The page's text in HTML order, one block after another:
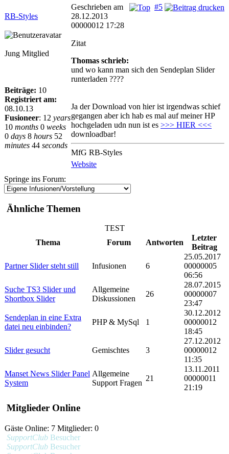
RB-Styles
#5
Geschrieben am
28.12.2013
00000012 17:28
Jung Mitglied
Beiträge: 10
Registriert am:
08.10.13
Fusioneer: 12 years
10 months 0 weeks
0 days 8 hours 52
minutes 44 seconds
Zitat
Thomas schrieb:
und wo kann man sich den Sendeplan Slider
runterladen ????
Ja der Download von hier ist irgendwas schief
gegangen aber ich hab es mal auf meiner HP
hochgeladen udn nun ist es >>> HIER <<<
downloadbar!
MfG RB-Styles
Website
Springe ins Forum:
Ähnliche Themen
TEST
Thema
Forum Antworten
Letzter
Beitrag
Partner Slider steht still Infusionen 6
25.05.2017
00000005
06:56
Suche TS3 Slider und
Shortbox Slider
Allgemeine
Diskussionen
26
28.07.2015
00000007
23:47
Sendeplan in eine Extra
datei neu einbinden?
PHP & MySql 1
30.12.2012
00000012
18:45
Slider gesucht Gemischtes 3
27.12.2012
00000012
11:35
Manset News Slider Panel
System
Allgemeine
Support Fragen
21
13.11.2011
00000011
21:19
Mitglieder Online
Gäste Online: 7 Mitglieder: 0
SupportClub Besucher
SupportClub Besucher